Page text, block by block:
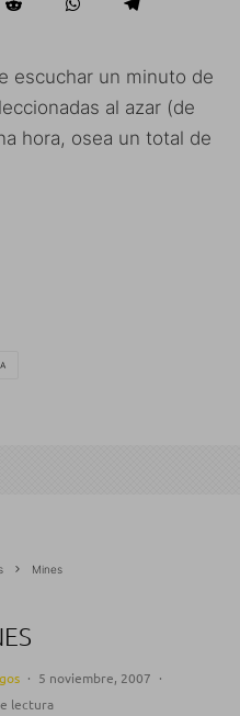
escuchar un minuto de
al azar (de
hora, osea un total de
Mines
· 5 noviembre, 2007 ·
lectura